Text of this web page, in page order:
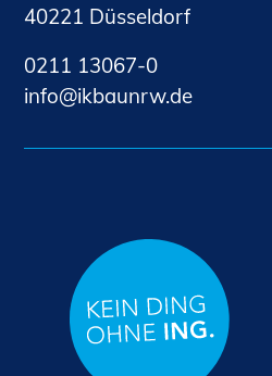
40221 Düsseldorf
0211 13067-0
nf
kb nrwd